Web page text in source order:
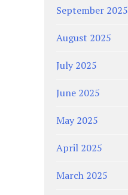
September 2025
August 2025
July 2025
June 2025
May 2025
April 2025
March 2025